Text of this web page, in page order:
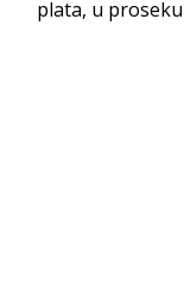
plata, u